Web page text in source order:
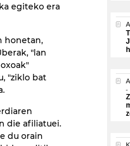
egiteko era
honetan,
"lan
"ziklo bat
die afiliatuei.
du orain